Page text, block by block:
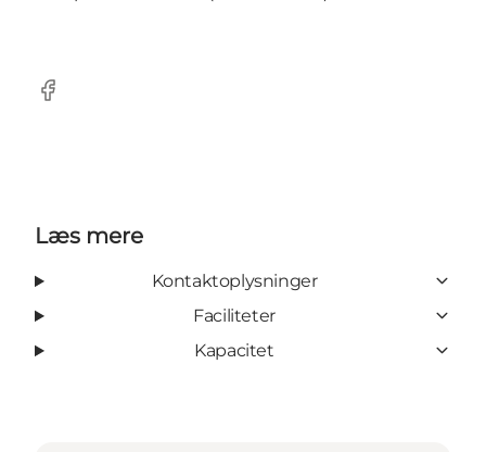
Facebook
Læs mere
Kontaktoplysninger
Faciliteter
Kapacitet